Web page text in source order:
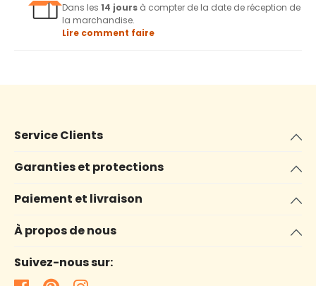
Dans les 14 jours à compter de la date de réception de
la marchandise.
Lire comment faire
Service Clients
Garanties et protections
Paiement et livraison
À propos de nous
Suivez-nous sur: